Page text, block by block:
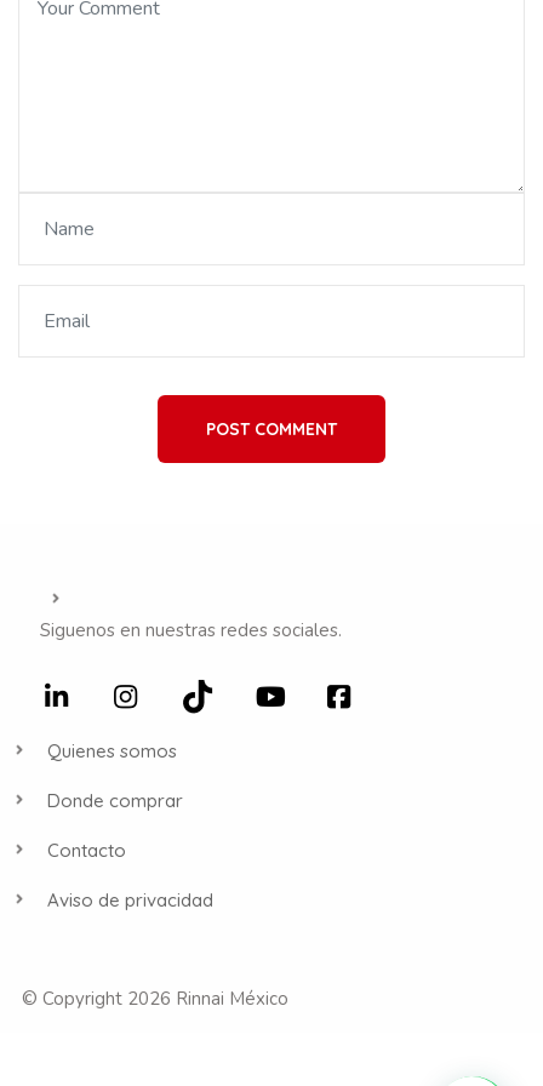
POST COMMENT
Siguenos en nuestras redes sociales.
Quienes somos
Donde comprar
Contacto
Aviso de privacidad
© Copyright 2026 Rinnai México